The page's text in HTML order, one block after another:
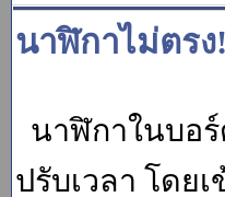
นาฬิกาไม่ตรง!
นาฬิกาในบอ
ปรับเวลา โดย